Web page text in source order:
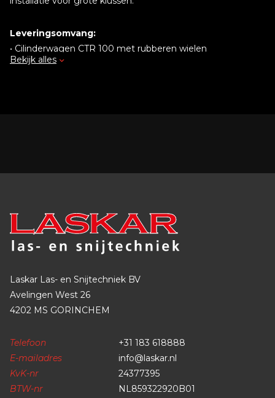
Leveringsomvang:
• Cilinderwagen CTR 100 met rubberen wielen
• Lasset Gloor Lilliput compleet
• Acetyleen drukregelaar
Inclusief acetyleen & zuurstofcilinder
Bekijk alles
Laskar Las- en Snijtechniek BV
Avelingen West 26
4202 MS GORINCHEM
Telefoon
+31 183 618888
E-mailadres
info@laskar.nl
KvK-nr
24377395
BTW-nr
NL859322920B01